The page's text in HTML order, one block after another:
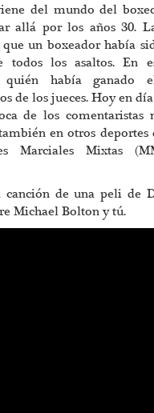
del mundo del
allá por los años 30.
un boxeador había
todos los asaltos. En
quién había ganado
de los jueces. Hoy en
de los comentaristas
en otros deportes
Marciales Mixtas
de una peli de
Michael Bolton y tú.